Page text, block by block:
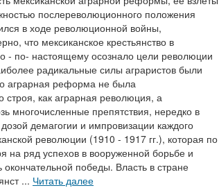
послереволюционного положения
в ходе революционной войны,
что мексиканское крестьянство в
- по- настоящему осознало цели революции
радикальные силы аграристов были
аграрная реформа не была
строя, как аграрная революция, а
многочисленные препятствия, нередко в
демагогии и импровизации каждого
революции (1910 - 1917 гг.), которая по
на ряд успехов в вооруженной борьбе и
победы. Власть в стране
... Читать далее